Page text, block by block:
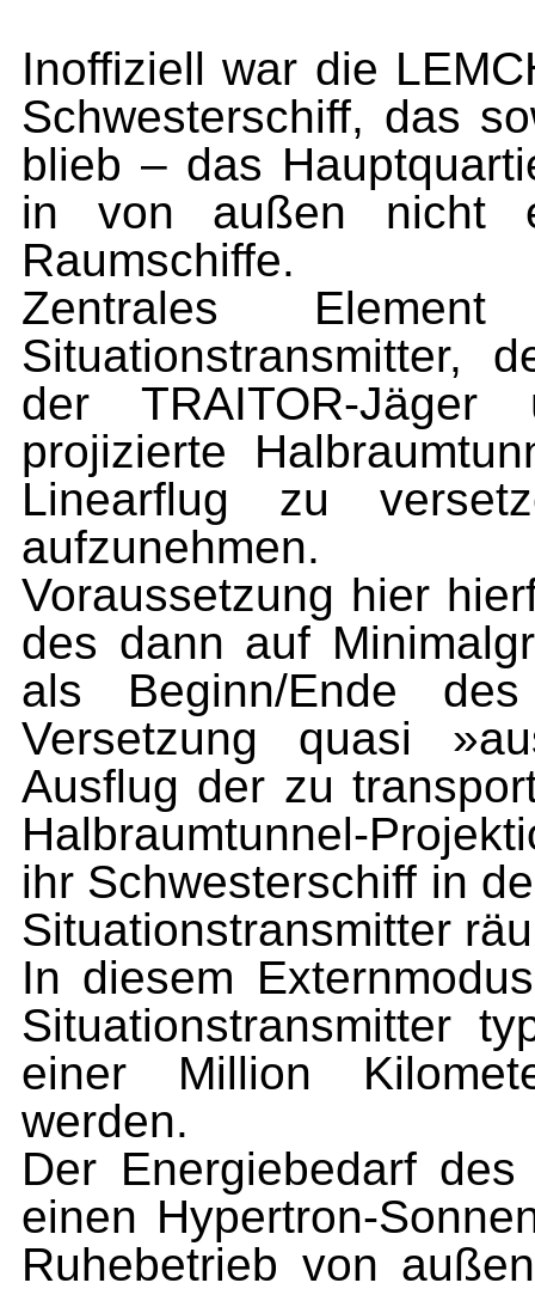
Inoffiziell war die
Schwesterschiff, das
blieb – das
in von außen nicht
Raumschiffe.
Zentrales
Situationstransmitter,
der TRAITOR-
projizierte
Linearflug zu
aufzunehmen.
Voraussetzung hier
des dann auf
als Beginn/Ende
Versetzung quasi
Ausflug der zu
Halbraumtunnel-
ihr Schwesterschiff in
Situationstransmitter
In diesem
Situationstransmitter
einer Million
werden.
Der Energiebedarf
einen Hypertron-
Ruhebetrieb von